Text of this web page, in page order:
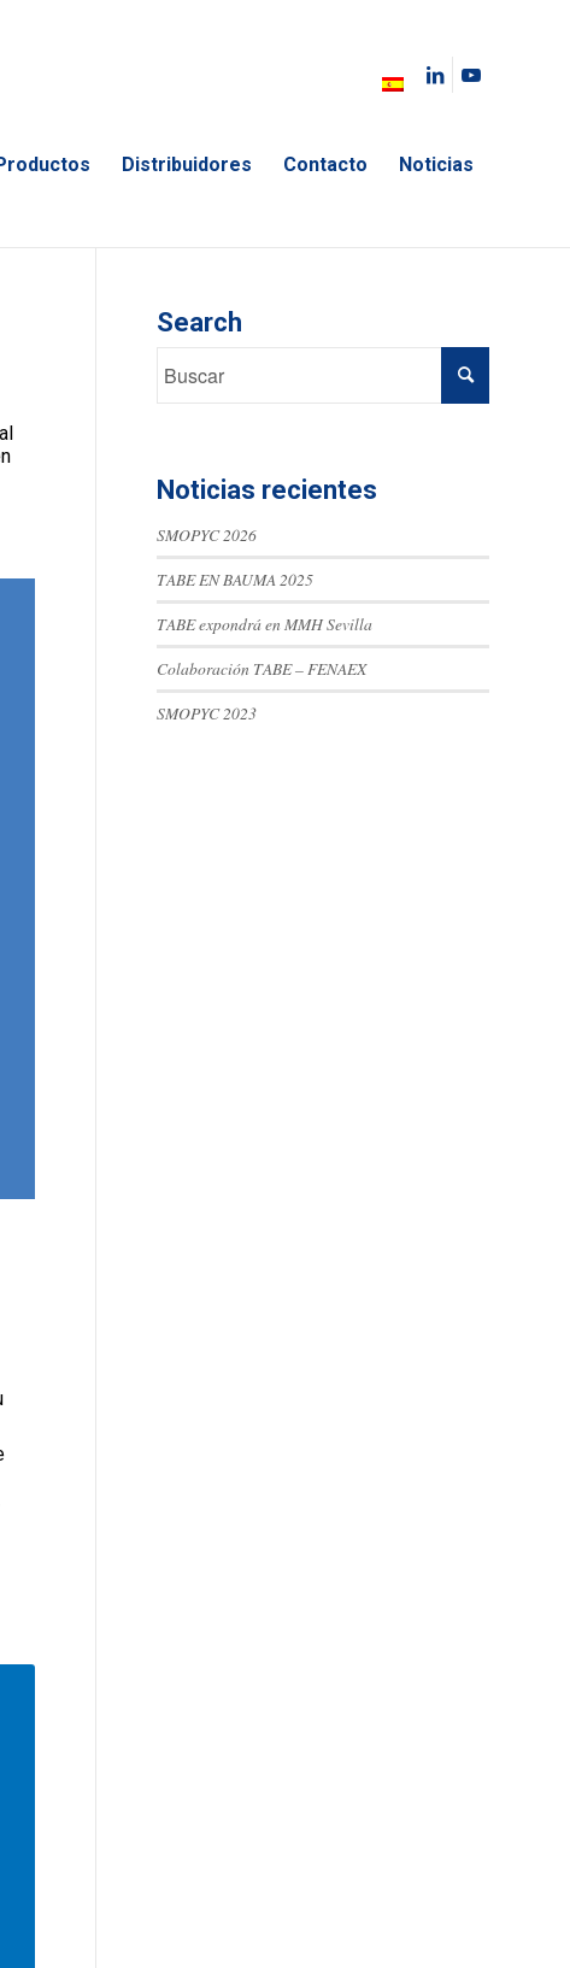
Distribuidores Contacto Noticias
Search
Noticias recientes
SMOPYC 2026
TABE EN BAUMA 2025
TABE expondrá en MMH Sevilla
Colaboración TABE – FENAEX
SMOPYC 2023